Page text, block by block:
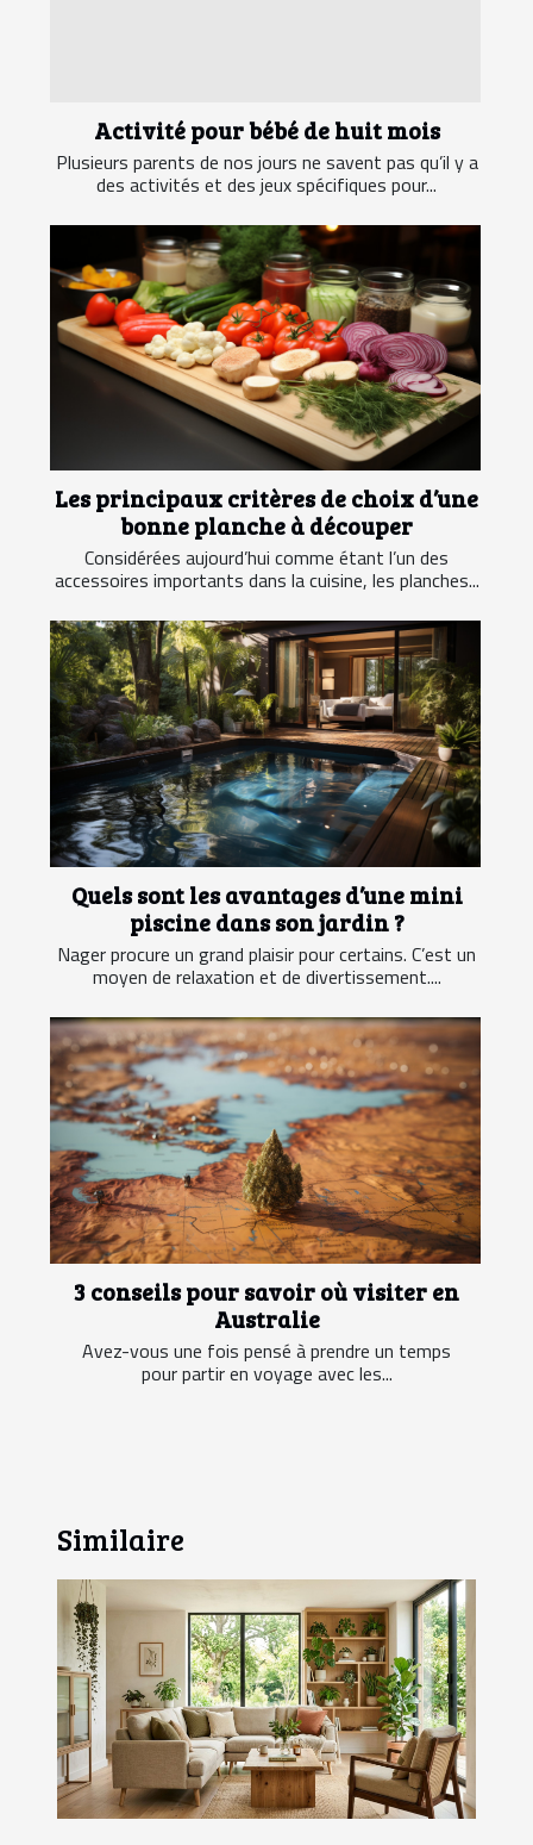
Activité pour bébé de huit mois
Plusieurs parents de nos jours ne savent pas qu’il y a
des activités et des jeux spécifiques pour...
Les principaux critères de choix d’une
bonne planche à découper
Considérées aujourd’hui comme étant l’un des
accessoires importants dans la cuisine, les planches...
Quels sont les avantages d’une mini
piscine dans son jardin ?
Nager procure un grand plaisir pour certains. C’est un
moyen de relaxation et de divertissement....
3 conseils pour savoir où visiter en
Australie
Avez-vous une fois pensé à prendre un temps
pour partir en voyage avec les...
Similaire